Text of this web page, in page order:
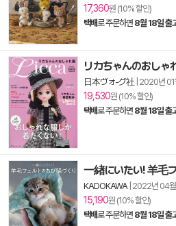
17,360원 (10% 할인)
택배로 주문하면 8월 18일 출
リカちゃんのおしゃ
日本ヴォ-グ社 2020년 01
19,530원 (10% 할인)
택배로 주문하면 8월 18일 출
一緖にいたい! 羊毛
KADOKAWA| 2022년 04월
15,190원 (10% 할인)
택배로 주문하면 8월 18일 출